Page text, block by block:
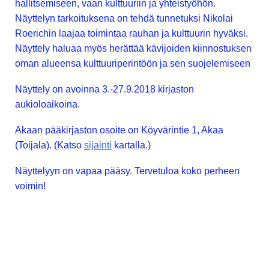
hallitsemiseen, vaan kulttuuriin ja yhteistyöhön.
Näyttelyn tarkoituksena on tehdä tunnetuksi Nikolai
Roerichin laajaa toimintaa rauhan ja kulttuurin hyväksi.
Näyttely haluaa myös herättää kävijoiden kiinnostuksen
oman alueensa kulttuuriperintöön ja sen suojelemiseen
Näyttely on avoinna 3.-27.9.2018 kirjaston
aukioloaikoina.
Akaan pääkirjaston osoite on Köyvärintie 1, Akaa
(Toijala). (Katso sijainti kartalla.)
Näyttelyyn on vapaa pääsy. Tervetuloa koko perheen
voimin!